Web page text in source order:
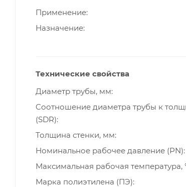
Применение
Назначение
Технические свойства
Диаметр трубы, мм
Cоотношение диаметра трубы к
(SDR)
Толщина стенки, мм
Номинальное рабочее давление (PN)
Максимальная рабочая температура,
Марка полиэтилена (ПЭ)